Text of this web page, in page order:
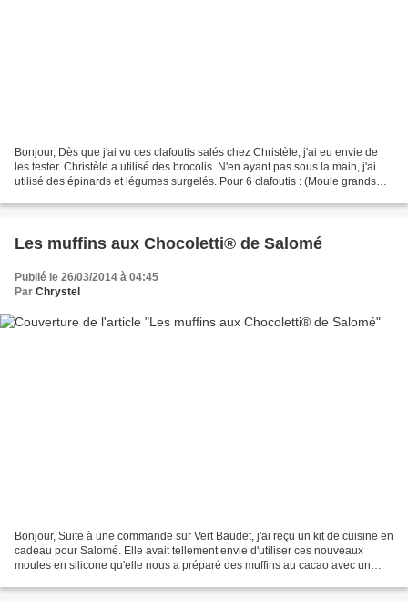
Bonjour, Dès que j'ai vu ces clafoutis salés chez Christèle, j'ai eu envie de
les tester. Christèle a utilisé des brocolis. N'en ayant pas sous la main, j'ai
utilisé des épinards et légumes surgelés. Pour 6 clafoutis : (Moule grands
Les muffins aux Chocoletti® de Salomé
Publié le 26/03/2014 à 04:45
Par Chrystel
Bonjour, Suite à une commande sur Vert Baudet, j'ai reçu un kit de cuisine en
cadeau pour Salomé. Elle avait tellement envie d'utiliser ces nouveaux
moules en silicone qu'elle nous a préparé des muffins au cacao avec un